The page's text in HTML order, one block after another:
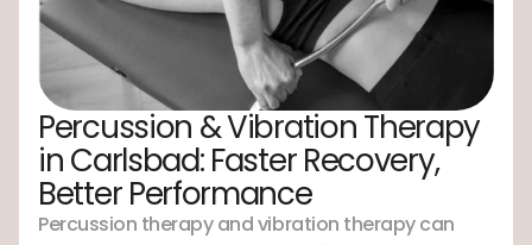
Percussion & Vibration Therapy
in Carlsbad: Faster Recovery,
Better Performance
Percussion therapy and vibration therapy can